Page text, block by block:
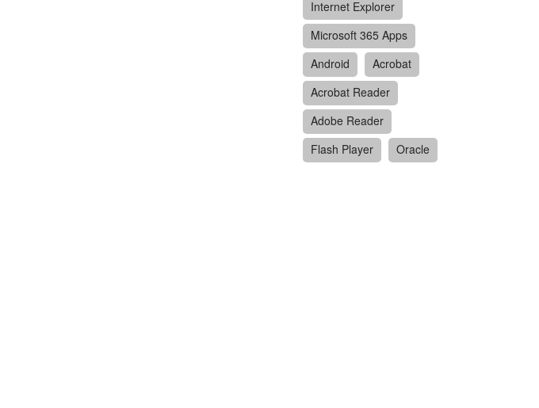
Internet Explorer
Microsoft 365 Apps
Android
Acrobat
Acrobat Reader
Adobe Reader
Flash Player
Oracle